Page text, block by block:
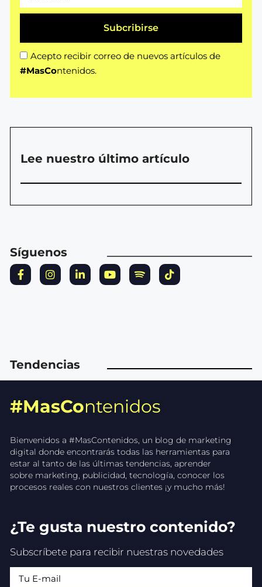
Acepto recibir correo de nuevos artículos de
#MasContenidos.
Subcribirse
Lee nuestro último artículo
Síguenos
Tendencias
#MasContenidos
Bienvenidos a #MasContenidos, un blog de marketing
digital donde encontrarás todas las herramientas para
estar al tanto de las últimas tendencias, aprender
sobre marketing, publicidad, tecnología, conocer los
procesos reales con nuestros clientes ¡y mucho más!
¿Te gusta nuestro contenido?
Subscríbete para recibir nuestras novedades